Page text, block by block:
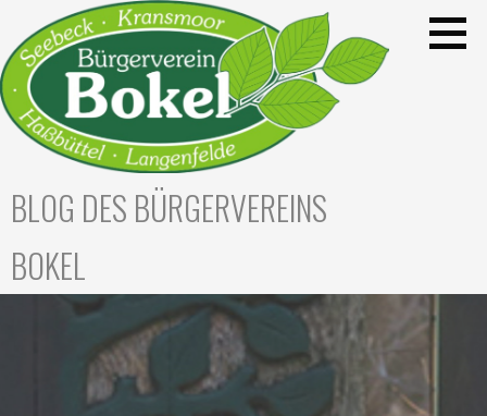
Inhalt
springen
BLOG DES BÜRGERVEREINS
BOKEL